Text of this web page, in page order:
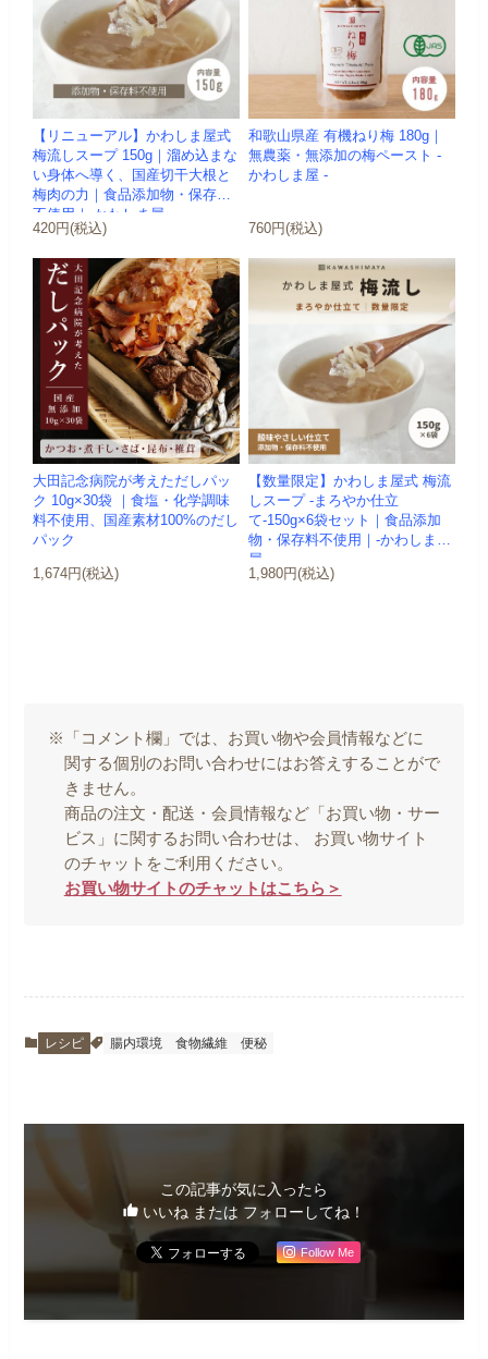
【リニューアル】かわしま屋式
梅流しスープ 150g｜溜め込まな
い身体へ導く、国産切干大根と
梅肉の力｜食品添加物・保存料
不使用｜-かわしま屋-
420円(税込)
和歌山県産 有機ねり梅 180g｜
無農薬・無添加の梅ペースト -
かわしま屋 -
760円(税込)
大田記念病院が考えただしパッ
ク 10g×30袋 ｜食塩・化学調味
料不使用、国産素材100%のだし
パック
1,674円(税込)
【数量限定】かわしま屋式 梅流
しスープ -まろやか仕立
て-150g×6袋セット｜食品添加
物・保存料不使用｜-かわしま
屋-
1,980円(税込)
※「コメント欄」では、お買い物や会員情報などに
関する個別のお問い合わせにはお答えすることがで
きません。
商品の注文・配送・会員情報など「お買い物・サー
ビス」に関するお問い合わせは、 お買い物サイト
のチャットをご利用ください。
お買い物サイトのチャットはこちら＞
レシピ 腸内環境 食物繊維 便秘
この記事が気に入ったら
いいね または フォローしてね！
Follow Me